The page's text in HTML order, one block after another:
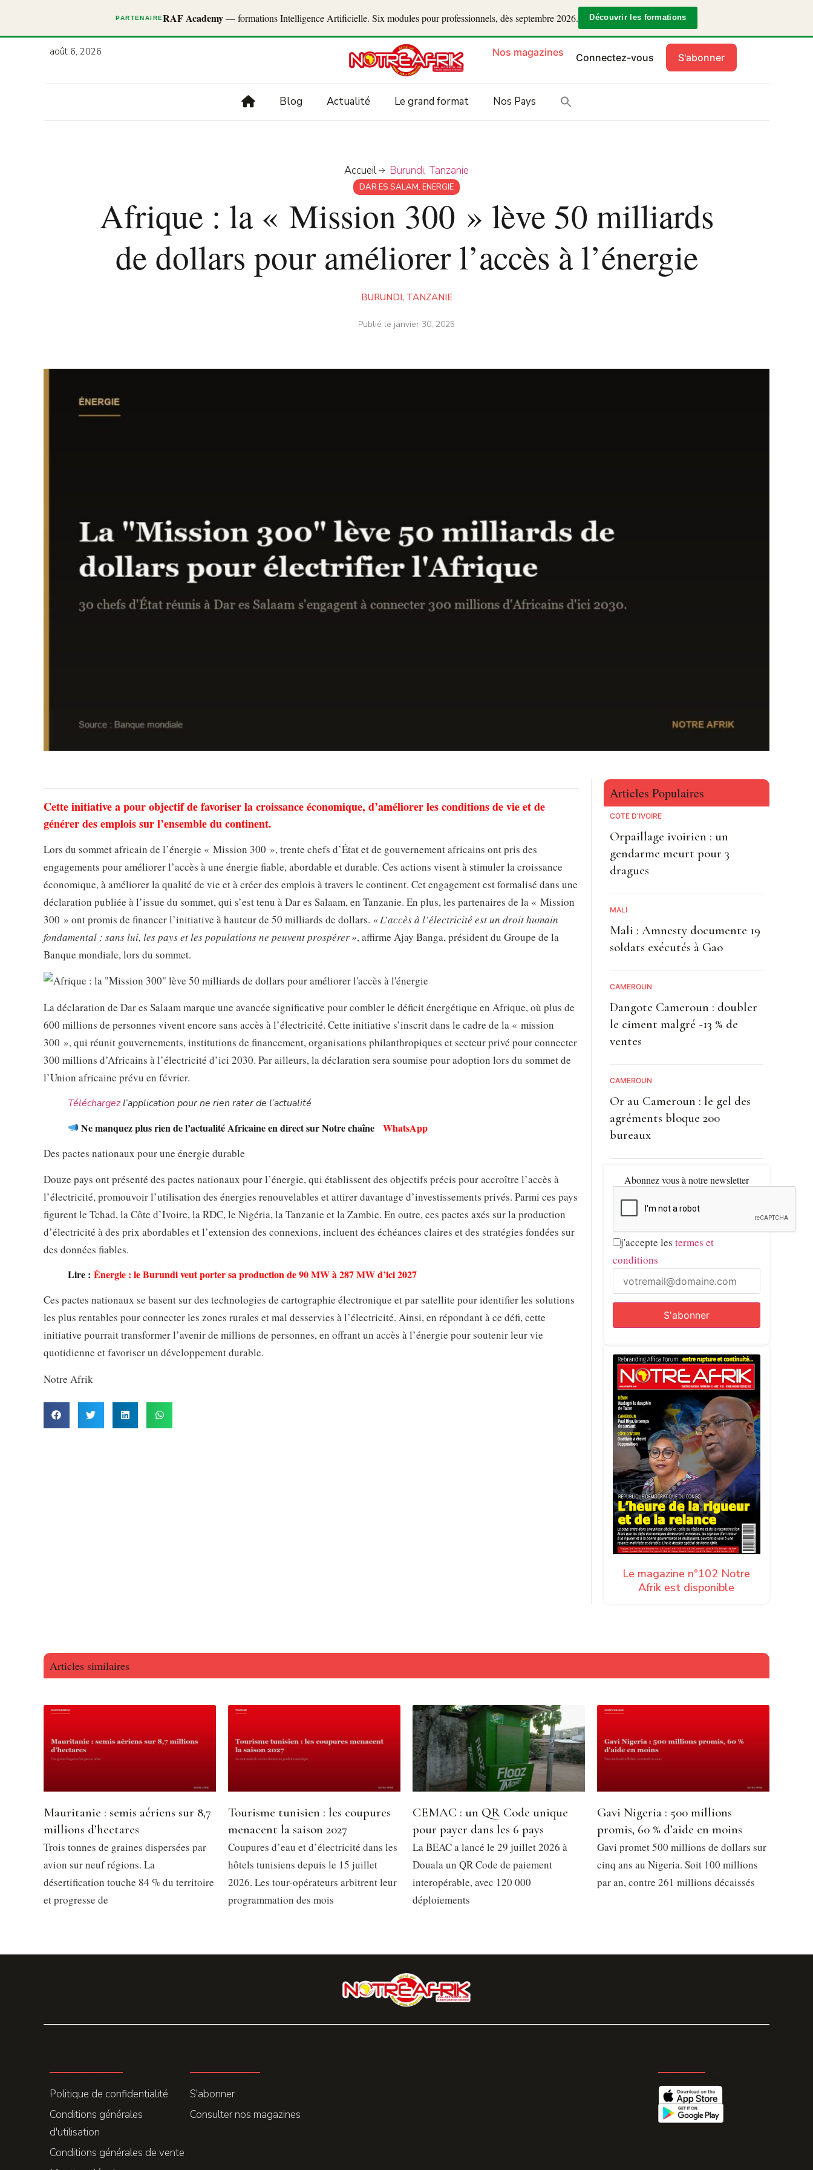
PARTENAIRERAF Academy— formations Intelligence Artificielle. Six modules pour professionnels, dès septembre 2026. Découvrir les formations
août 6, 2026 Nos magazines Connectez-vous S'abonner
Blog Actualité Le grand format Nos Pays
Accueil Burundi, Tanzanie
DAR ES SALAM, ENERGIE
Afrique : la « Mission 300 » lève 50 milliards
de dollars pour améliorer l’accès à l’énergie
BURUNDI, TANZANIE
Publié le janvier 30, 2025
Cette initiative a pour objectif de favoriser la croissance économique, d’améliorer les conditions de vie et de
générer des emplois sur l’ensemble du continent.
Lors du sommet africain de l’énergie « Mission 300 », trente chefs d’État et de gouvernement africains ont pris des
engagements pour améliorer l’accès à une énergie fiable, abordable et durable. Ces actions visent à stimuler la croissance
économique, à améliorer la qualité de vie et à créer des emplois à travers le continent. Cet engagement est formalisé dans une
déclaration publiée à l’issue du sommet, qui s’est tenu à Dar es Salaam, en Tanzanie. En plus, les partenaires de la « Mission
300 » ont promis de financer l’initiative à hauteur de 50 milliards de dollars. « L’accès à l’électricité est un droit humain
fondamental ; sans lui, les pays et les populations ne peuvent prospérer », affirme Ajay Banga, président du Groupe de la
Banque mondiale, lors du sommet.
La déclaration de Dar es Salaam marque une avancée significative pour combler le déficit énergétique en Afrique, où plus de
600 millions de personnes vivent encore sans accès à l’électricité. Cette initiative s’inscrit dans le cadre de la « mission
300 », qui réunit gouvernements, institutions de financement, organisations philanthropiques et secteur privé pour connecter
300 millions d’Africains à l’électricité d’ici 2030. Par ailleurs, la déclaration sera soumise pour adoption lors du sommet de
l’Union africaine prévu en février.
Téléchargezl’application pour ne rien rater de l’actualité
Ne manquez plus rien de l’actualité Africaine en direct sur Notre chaîne
WhatsApp
Des pactes nationaux pour une énergie durable
Douze pays ont présenté des pactes nationaux pour l’énergie, qui établissent des objectifs précis pour accroître l’accès à
l’électricité, promouvoir l’utilisation des énergies renouvelables et attirer davantage d’investissements privés. Parmi ces pays
figurent le Tchad, la Côte d’Ivoire, la RDC, le Nigéria, la Tanzanie et la Zambie. En outre, ces pactes axés sur la production
d’électricité à des prix abordables et l’extension des connexions, incluent des échéances claires et des stratégies fondées sur
des données fiables.
Lire : Énergie : le Burundi veut porter sa production de 90 MW à 287 MW d’ici 2027
Ces pactes nationaux se basent sur des technologies de cartographie électronique et par satellite pour identifier les solutions
les plus rentables pour connecter les zones rurales et mal desservies à l’électricité. Ainsi, en répondant à ce défi, cette
initiative pourrait transformer l’avenir de millions de personnes, en offrant un accès à l’énergie pour soutenir leur vie
quotidienne et favoriser un développement durable.
Notre Afrik
Articles Populaires
CÔTE D'IVOIRE
Orpaillage ivoirien : un
gendarme meurt pour 3
dragues
MALI
Mali : Amnesty documente 19
soldats exécutés à Gao
CAMEROUN
Dangote Cameroun : doubler
le ciment malgré -13 % de
ventes
CAMEROUN
Or au Cameroun : le gel des
agréments bloque 200
bureaux
Abonnez vous à notre newsletter
j'accepte les termes et
conditions
Le magazine n°102 Notre
Afrik est disponible
Articles similaires
Mauritanie : semis aériens sur 8,7
millions d’hectares
Trois tonnes de graines dispersées par
avion sur neuf régions. La
désertification touche 84 % du territoire
et progresse de
Tourisme tunisien : les coupures
menacent la saison 2027
Coupures d’eau et d’électricité dans les
hôtels tunisiens depuis le 15 juillet
2026. Les tour-opérateurs arbitrent leur
programmation des mois
CEMAC : un QR Code unique
pour payer dans les 6 pays
La BEAC a lancé le 29 juillet 2026 à
Douala un QR Code de paiement
interopérable, avec 120 000
déploiements
Gavi Nigeria : 500 millions
promis, 60 % d’aide en moins
Gavi promet 500 millions de dollars sur
cinq ans au Nigeria. Soit 100 millions
par an, contre 261 millions décaissés
Politique de confidentialité
Conditions générales
d'utilisation
Conditions générales de vente
S'abonner
Consulter nos magazines